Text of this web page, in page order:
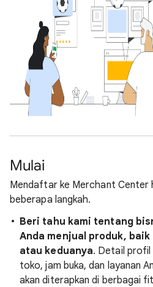
Mulai
Mendaftar ke Merchant Center
beberapa langkah.
Beri tahu kami tentang
Anda menjual produk,
atau keduanya. Detail profil
toko, jam buka, dan layanan
akan diterapkan di berbagai